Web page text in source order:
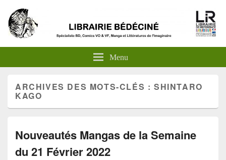
Menu
ARCHIVES DES MOTS-CLÉS :SHINTARO
KAGO
Nouveautés Mangas de la Semaine
du 21 Février 2022